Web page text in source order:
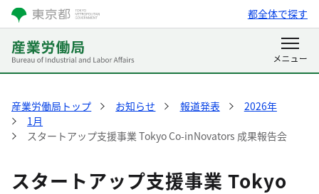
都全体で探す
産業労働局トップ お知らせ 報道発表
2026年
1月
スタートアップ支援事業 Tokyo Co-inNovators 成果報告会
スタートアップ支援事業 Tokyo